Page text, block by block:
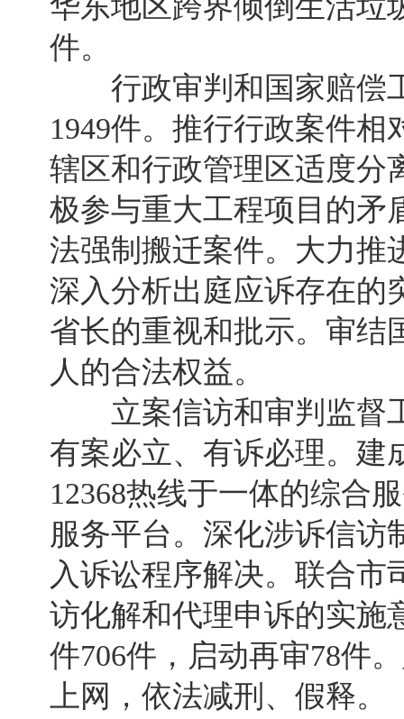
华东地区跨界倾倒生活垃
件。
行政审判和国家赔偿工
1949件。推行行政案件
辖区和行政管理区适度分
极参与重大工程项目的矛
法强制搬迁案件。大力推
深入分析出庭应诉存在的
省长的重视和批示。审结
人的合法权益。
立案信访和审判监督
有案必立、有诉必理。建
12368热线于一体的综合
服务平台。深化涉诉信访
入诉讼程序解决。联合
访化解和代理申诉的实施
件706件，启动再审78件
上网，依法减刑、假释。